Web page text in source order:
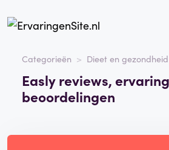
Categorieën Dieet en gezondheid
Easly reviews,
beoordelingen